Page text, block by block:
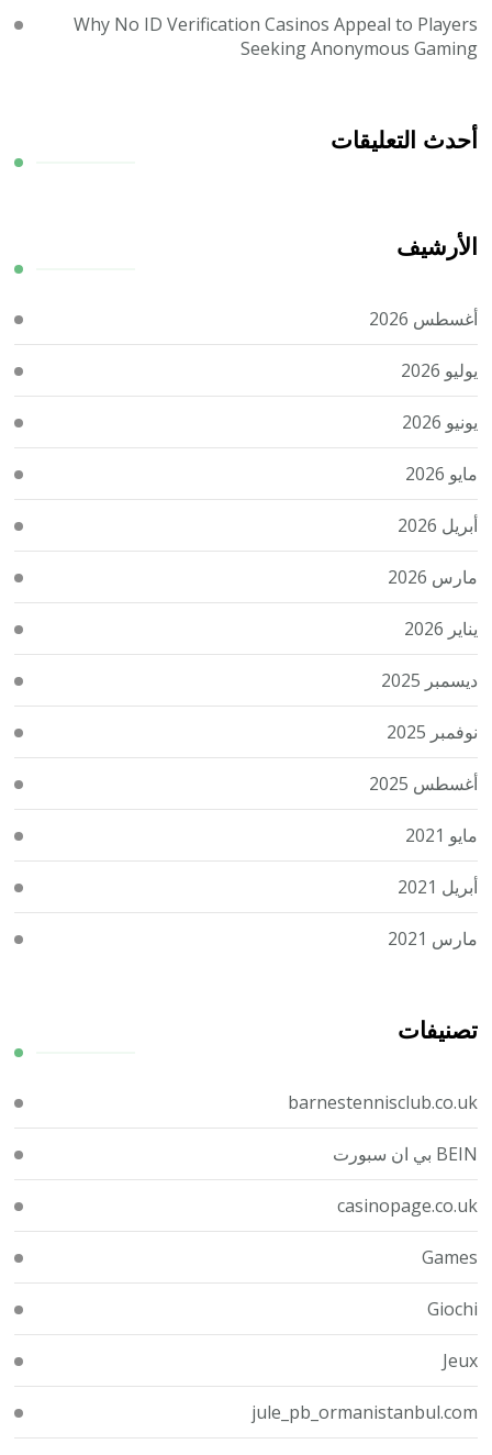
Why No ID Verification Casinos Appeal to Players
Seeking Anonymous Gaming
أحدث التعليقات
الأرشيف
أغسطس 2026
يوليو 2026
يونيو 2026
مايو 2026
أبريل 2026
مارس 2026
يناير 2026
ديسمبر 2025
نوفمبر 2025
أغسطس 2025
مايو 2021
أبريل 2021
مارس 2021
تصنيفات
barnestennisclub.co.uk
BEIN بي ان سبورت
casinopage.co.uk
Games
Giochi
Jeux
jule_pb_ormanistanbul.com